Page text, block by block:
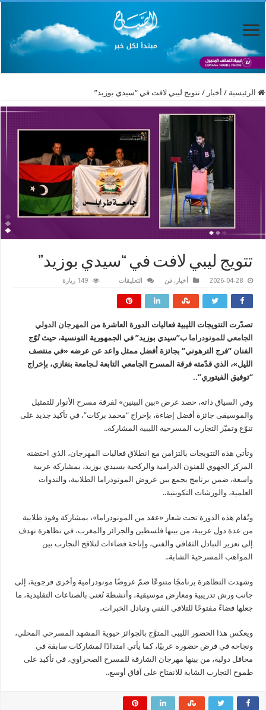
الرئيسية / أخبار / تتويج ليبي لافت في “سيدي بوزيد”
تتويج ليبي لافت في “سيدي بوزيد”
2026-04-28 أخبار ,فن التعليقات
ليبي
بوزيد”
مغلقة
149 زيارة
تصدّرت التتويجات الليبية فعاليات الدورة العاشرة من المهرجان الدولي
الجامعي للمونودراما ب”سيدي بوزيد” في الجمهورية التونسية، حيث تُوّج
الفنان “فرج الترهوني” بجائزة أفضل ممثل واعد عن عرضه «في منتصف
الليل»، الذي قدّمته فرقة المسرح الجامعي التابعة لـجامعة بنغازي، بإخراج
“توفيق الفيتوري”..
وفي السياق ذاته، حصد عرض «بين البينين» لفرقة مسرح الأنوار للتمثيل
والموسيقى جائزة أفضل إضاءة، بإخراج “محمد بركات”، في تأكيد جديد على
تنوّع وتميّز التجارب المسرحية الليبية المشاركة..
وتأتي هذه التتويجات بالتزامن مع انطلاق فعاليات المهرجان، الذي احتضنه
المركز الجهوي للفنون الدرامية والركحية بسيدي بوزيد، بمشاركة عربية
واسعة، ضمن برنامج يجمع بين عروض المونودراما الطلابية، والندوات
العلمية، والورشات التكوينية..
وتُقام هذه الدورة تحت شعار «عقد من المونودراما»، بمشاركة وفود طلابية
من عدة دول عربية، من بينها فلسطين والجزائر والمغرب، في تظاهرة تهدف
إلى تعزيز التبادل الثقافي والفني، وإتاحة فضاءات لتلاقح التجارب بين
المواهب المسرحية الشابة..
وشهدت التظاهرة برنامجًا متنوعًا ضمّ عروضًا مونودرامية وأخرى فرجوية، إلى
جانب ورش تدريبية ومعارض موسيقية، وأنشطة تُعنى بالصناعات التقليدية، ما
جعلها فضاءً مفتوحًا للتلاقي الفني وتبادل الخبرات..
ويعكس هذا الحضور الليبي المتوَّج بالجوائز حيوية المشهد المسرحي المحلي،
ونجاحه في فرض حضوره عربيًا، كما يأتي امتدادًا لمشاركات سابقة في
محافل دولية، من بينها مهرجان الشارقة للمسرح الصحراوي، في تأكيد على
طموح التجارب الشابة للانفتاح على آفاق أوسع..